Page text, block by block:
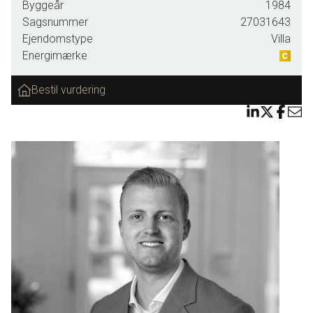
badeværelser og 5 værelser. Der er gulvvarme i hele
stueplan samt på badeværelset på 1 sal.
Den dejlige store have indbyder til leg og aktiviteter for hele
familien, og så kan sommeren nydes på den hyggelig
overdækkede terrasse. Endvidere er der en god garage.
med de flotteste fliser i bruseniche samt et
håndvaskearrangement. Et godt værelse med faste skabe.
Fra entreen er der også adgang til husets hjerte nemlig det
store køkken/alrum med åben til en hyggelig pejsestue.
Alrummet er blevet åbnet op så det i dag er et dejligt lyst
rum, med plads til hele familien. Pænt lyst køkken med
hvide fronter samt træbordplade. Hyggelig pejsestue med
åben pejs og udgang til den overdækkede terrasse. Godt
og praktisk bryggers.
Byggeår
1984
Sagsnummer
27031643
Ejendomstype
Villa
Energimærke
Bestil vurdering